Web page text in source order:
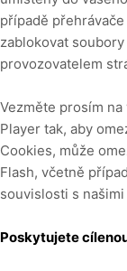
případě
zablokovat
provozovatelem
Vezměte prosím
Player tak, aby
Cookies, může
Flash, včetně
souvislosti s
Poskytujete